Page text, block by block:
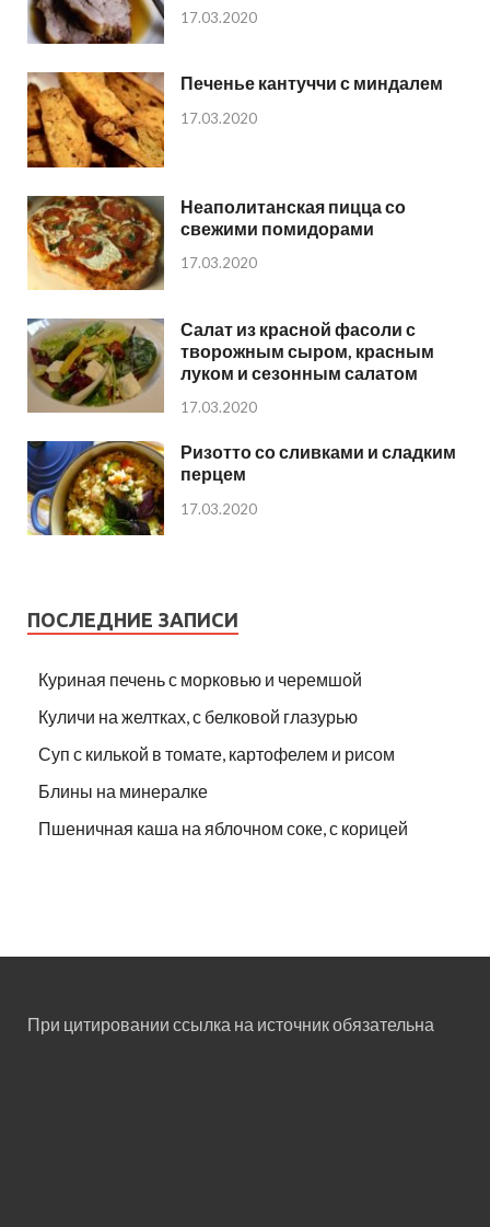
17.03.2020
Печенье кантуччи с миндалем
17.03.2020
Неаполитанская пицца со
свежими помидорами
17.03.2020
Салат из красной фасоли с
творожным сыром, красным
луком и сезонным салатом
17.03.2020
Ризотто со сливками и сладким
перцем
17.03.2020
ПОСЛЕДНИЕ ЗАПИСИ
Куриная печень с морковью и черемшой
Куличи на желтках, с белковой глазурью
Суп с килькой в томате, картофелем и рисом
Блины на минералке
Пшеничная каша на яблочном соке, с корицей
При цитировании ссылка на источник обязательна